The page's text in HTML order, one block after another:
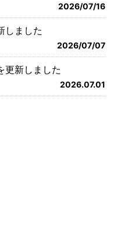
2026/07/16
しました
2026/07/07
更新しました
2026.07.01